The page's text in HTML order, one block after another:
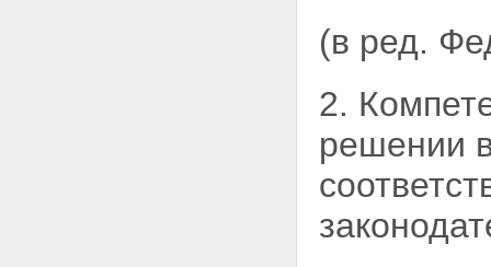
(в ред.
2.
решении